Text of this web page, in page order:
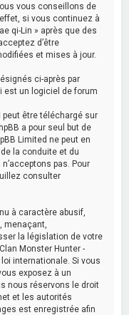
vous conseillons de
si vous continuez à
qi-Lin » après que des
d’être
et mises à jour.
ci-après par
est un logiciel de forum
peut être téléchargé sur
a pour seul but de
Limited ne peut en
la conduite et du
pas. Pour
consulter
à caractère abusif,
menaçant,
la législation de votre
Monster Hunter -
internationale. Si vous
exposez à un
nous réservons le droit
et les autorités
est enregistrée afin